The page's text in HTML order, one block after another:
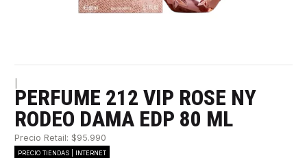
PERFUME 212 VIP ROSE NY
RODEO DAMA EDP 80 ML
Precio Retail: $95.990
PRECIO TIENDAS | INTERNET